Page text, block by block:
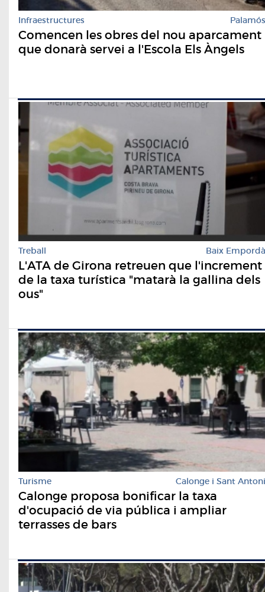
Infraestructures Palamós
Comencen les obres del nou aparcament
que donarà servei a l'Escola Els Àngels
Treball Baix Empordà
L'ATA de Girona retreuen que l'increment
de la taxa turística "matarà la gallina dels
ous"
Turisme Calonge i Sant Antoni
Calonge proposa bonificar la taxa
d'ocupació de via pública i ampliar
terrasses de bars